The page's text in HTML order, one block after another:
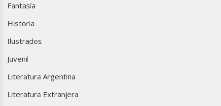
Fantasía
Historia
Ilustrados
Juvenil
Literatura Argentina
Literatura Extranjera